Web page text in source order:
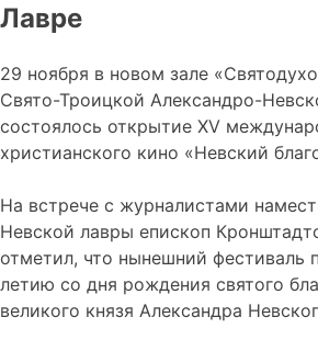
Лавре
29 ноября в новом зале
Свято-Троицкой Александро-
состоялось открытие XV
христианского кино «Невский
На встрече с журналистами
Невской лавры епископ
отметил, что нынешний фестиваль
летию со дня рождения святого
великого князя Александра